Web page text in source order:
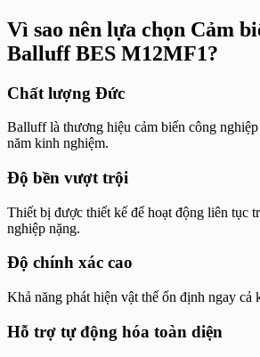
Vì sao nên lựa chọn Cảm
Balluff BES M12MF1?
Chất lượng Đức
Balluff là thương hiệu cảm biến công
năm kinh nghiệm.
Độ bền vượt trội
Thiết bị được thiết kế để hoạt động liên tục
nghiệp nặng.
Độ chính xác cao
Khả năng phát hiện vật thể ổn định ngay cả
Hỗ trợ tự động hóa toàn diện